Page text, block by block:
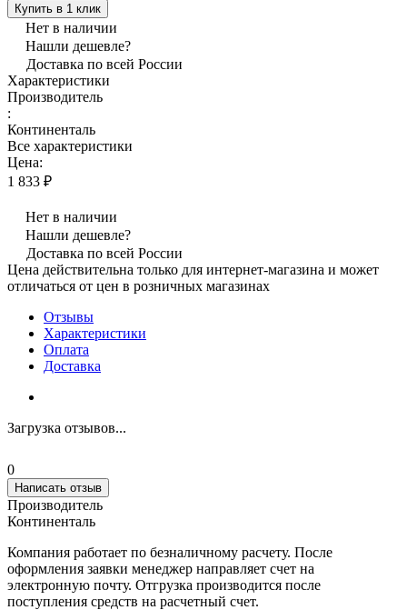
Купить в 1 клик
Нет в наличии
Нашли дешевле?
Доставка по всей России
Характеристики
Производитель
:
Континенталь
Все характеристики
Цена:
1 833 ₽
Нет в наличии
Нашли дешевле?
Доставка по всей России
Цена действительна только для интернет-магазина и может
отличаться от цен в розничных магазинах
Отзывы
Характеристики
Оплата
Доставка
Загрузка отзывов...
0
Написать отзыв
Производитель
Континенталь
Компания работает по безналичному расчету. После
оформления заявки менеджер направляет счет на
электронную почту. Отгрузка производится после
поступления средств на расчетный счет.